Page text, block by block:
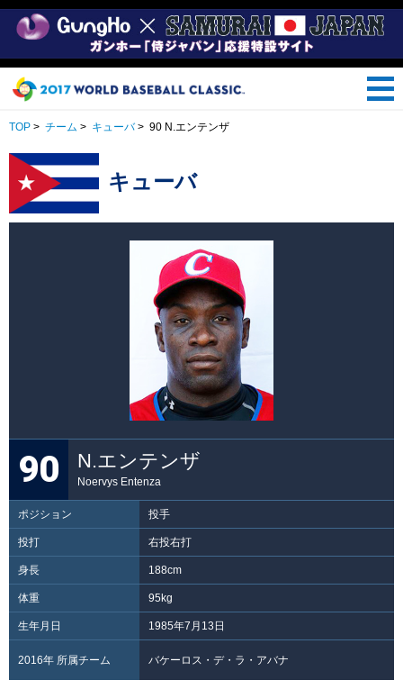
TOP > チーム > キューバ> 90 N.エンテンザ
キューバ
90 N.エンテンザ
Noervys Entenza
ポジション 投手
投打 右投右打
身長 188cm
体重 95kg
生年月日 1985年7月13日
2016年 所属チーム バケーロス・デ・ラ・アバナ